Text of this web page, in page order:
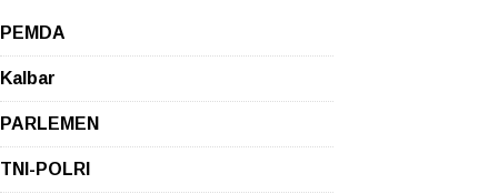
PEMDA
Kalbar
PARLEMEN
TNI-POLRI